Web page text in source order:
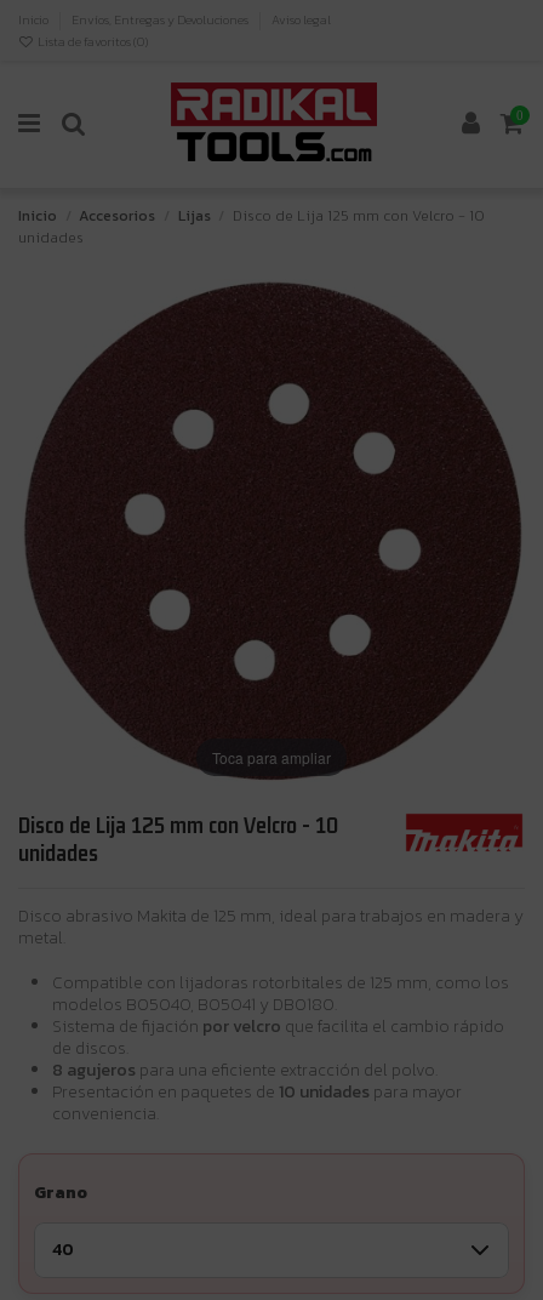
Inicio Envíos, Entregas y Devoluciones
Aviso legal
Lista de favoritos ( 0)
0
Inicio Accesorios Lijas
Disco de Lija 125 mm con Velcro - 10
unidades
Toca para ampliar
Disco de Lija 125 mm con Velcro - 10
unidades
Disco abrasivo Makita de 125 mm, ideal para trabajos en madera y
metal.
Compatible con lijadoras rotorbitales de 125 mm, como los
modelos BO5040, BO5041 y DBO180.
Sistema de fijación por velcro que facilita el cambio rápido
de discos.
8 agujeros para una eficiente extracción del polvo.
Presentación en paquetes de 10 unidades para mayor
conveniencia.
Grano